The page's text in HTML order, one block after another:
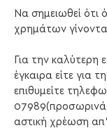
Να σημειωθεί ότι
χρημάτων
Για την
έγκαιρα είτε για
επιθυμείτε
07989(προσωρινά
αστική χρέωση